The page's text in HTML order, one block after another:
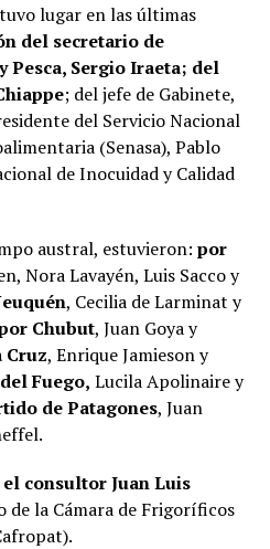
lugar en las últimas
del secretario de
Pesca, Sergio Iraeta; del
; del jefe de Gabinete,
del Servicio Nacional
(Senasa), Pablo
de Inocuidad y Calidad
austral, estuvieron: por
Nora Lavayén, Luis Sacco y
, Cecilia de Larminat y
Chubut, Juan Goya y
Cruz, Enrique Jamieson y
Fuego, Lucila Apolinaire y
de Patagones, Juan
el consultor Juan Luis
de la Cámara de Frigoríficos